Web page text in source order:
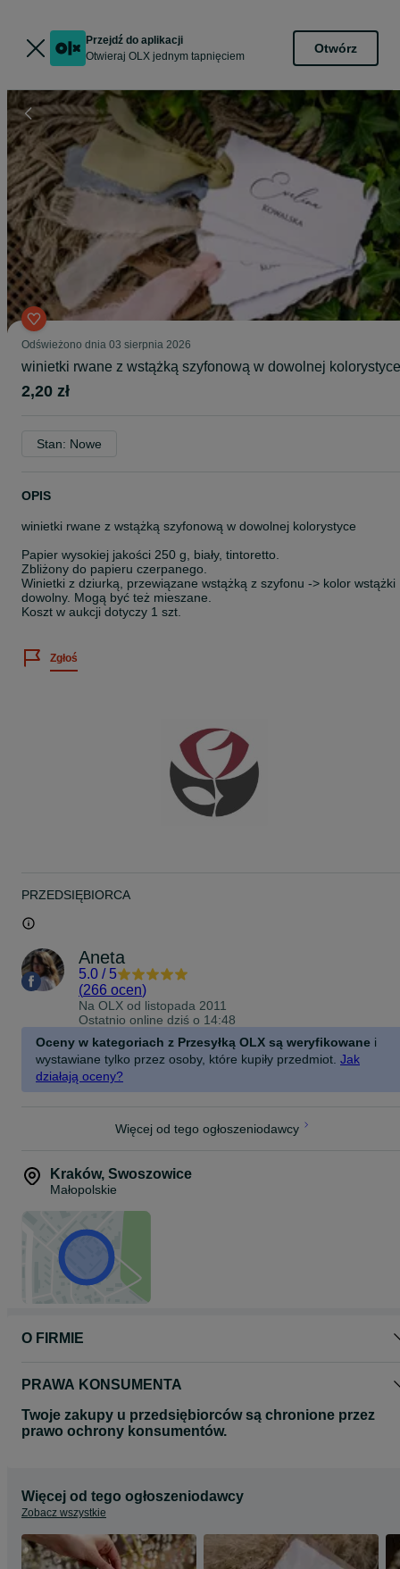
Przejdź do aplikacji
Otwieraj OLX jednym tapnięciem
Otwórz
Odświeżono dnia 03 sierpnia 2026
winietki rwane z wstążką szyfonową w dowolnej kolorystyce
2,20 zł
Stan: Nowe
OPIS
winietki rwane z wstążką szyfonową w dowolnej kolorystyce
Papier wysokiej jakości 250 g, biały, tintoretto.
Zbliżony do papieru czerpanego.
Winietki z dziurką, przewiązane wstążką z szyfonu -> kolor wstążki
dowolny. Mogą być też mieszane.
Koszt w aukcji dotyczy 1 szt.
Zgłoś
PRZEDSIĘBIORCA
Aneta
5.0 / 5
(266 ocen)
Na OLX od listopada 2011
Ostatnio online dziś o 14:48
Oceny w kategoriach z Przesyłką OLX są weryfikowane i
wystawiane tylko przez osoby, które kupiły przedmiot. Jak
działają oceny?
Więcej od tego ogłoszeniodawcy
Kraków, Swoszowice
Małopolskie
O FIRMIE
PRAWA KONSUMENTA
Twoje zakupy u przedsiębiorców są chronione przez
prawo ochrony konsumentów.
Więcej od tego ogłoszeniodawcy
Zobacz wszystkie